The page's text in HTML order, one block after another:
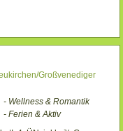
Großvenediger
- Wellness & Romantik
- Ferien & Aktiv